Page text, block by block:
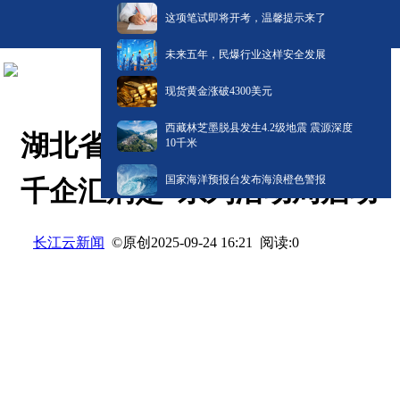
这项笔试即将开考，温馨提示来了
未来五年，民爆行业这样安全发展
现货黄金涨破4300美元
西藏林芝墨脱县发生4.2级地震 震源深度
10千米
国家海洋预报台发布海浪橙色警报
湖北省“校友回归”——“百校
千企汇荆楚”系列活动周启动
长江云新闻 ©原创 2025-09-24 16:21 阅读:0